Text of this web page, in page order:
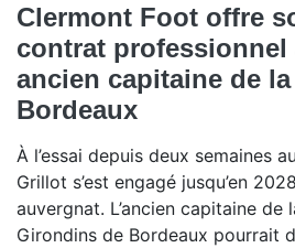
Clermont Foot offre
contrat professionnel
ancien capitaine de
Bordeaux
À l’essai depuis deux semaines
Grillot s’est engagé jusqu’en
auvergnat. L’ancien capitaine de
Girondins de Bordeaux pourrait